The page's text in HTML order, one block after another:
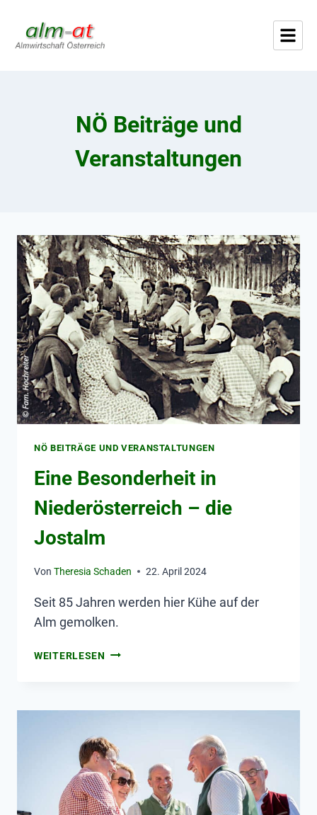
NÖ Beiträge und
Veranstaltungen
NÖ BEITRÄGE UND VERANSTALTUNGEN
Eine Besonderheit in
Niederösterreich – die
Jostalm
Von Theresia Schaden 22. April 2024
Seit 85 Jahren werden hier Kühe auf der
Alm gemolken.
WEITERLESEN